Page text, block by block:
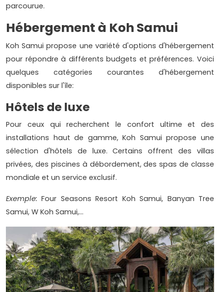
parcourue.
Hébergement à Koh Samui
Koh Samui propose une variété d'options d'hébergement
pour répondre à différents budgets et préférences. Voici
quelques catégories courantes d'hébergement
disponibles sur l'île:
Hôtels de luxe
Pour ceux qui recherchent le confort ultime et des
installations haut de gamme, Koh Samui propose une
sélection d'hôtels de luxe. Certains offrent des villas
privées, des piscines à débordement, des spas de classe
mondiale et un service exclusif.
Exemple: Four Seasons Resort Koh Samui, Banyan Tree
Samui, W Koh Samui,...